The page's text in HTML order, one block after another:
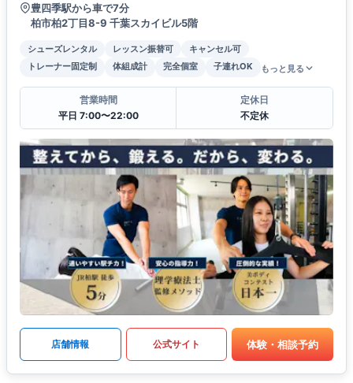
豊四季駅から車で7分
柏市柏2丁目8-9 千葉スカイビル5階
シューズレンタル レッスン振替可
キャンセル可
トレーナー固定制
体組成計 完全個室 子連れOK もっと見る
営業時間
平日 7:00〜22:00
定休日
不定休
店舗情報 公式サイト 体験・相談予約